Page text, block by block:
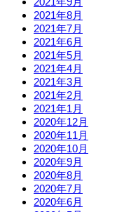
2021年8月
2021年7月
2021年6月
2021年5月
2021年4月
2021年3月
2021年2月
2021年1月
2020年12月
2020年11月
2020年10月
2020年9月
2020年8月
2020年7月
2020年6月